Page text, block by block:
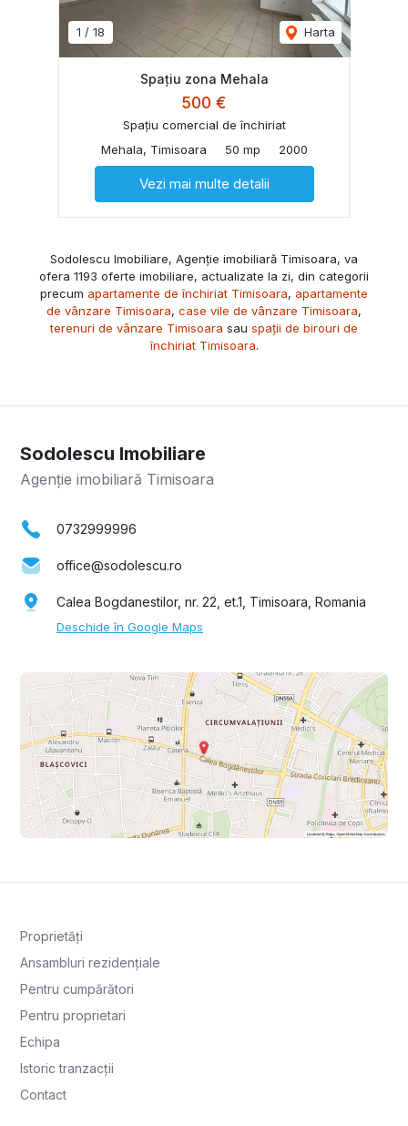
1 / 18 Harta
Spațiu zona Mehala
500 €
Spațiu comercial de închiriat
Mehala, Timisoara
50 mp 2000
Vezi mai multe detalii
Sodolescu Imobiliare, Agenție imobiliară Timisoara, va
ofera 1193 oferte imobiliare, actualizate la zi, din categorii
precum apartamente de închiriat Timisoara, apartamente
de vânzare Timisoara, case vile de vânzare Timisoara,
terenuri de vânzare Timisoara sau spații de birouri de
închiriat Timisoara.
Sodolescu Imobiliare
Agenție imobiliară Timisoara
0732999996
office@sodolescu.ro
Calea Bogdanestilor, nr. 22, et.1, Timisoara, Romania
Deschide în Google Maps
Proprietăți
Ansambluri rezidențiale
Pentru cumpărători
Pentru proprietari
Echipa
Istoric tranzacții
Contact